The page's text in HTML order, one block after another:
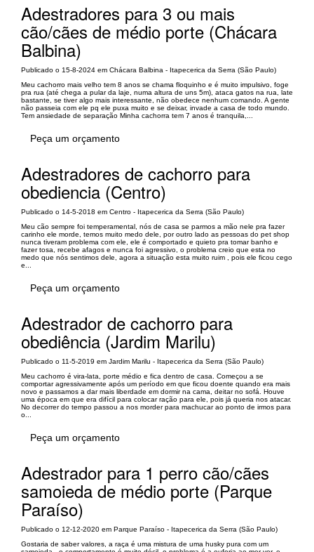
Adestradores para 3 ou mais
cão/cães de médio porte (Chácara
Balbina)
Publicado o 15-8-2024 em Chácara Balbina - Itapecerica da Serra (São Paulo)
Meu cachorro mais velho tem 8 anos se chama floquinho e é muito impulsivo, foge
pra rua (até chega a pular da laje, numa altura de uns 5m), ataca gatos na rua, late
bastante, se tiver algo mais interessante, não obedece nenhum comando. A gente
não passeia com ele pq ele puxa muito e se deixar, invade a casa de todo mundo.
Tem ansiedade de separação Minha cachorra tem 7 anos é tranquila,...
Peça um orçamento
Adestradores de cachorro para
obediencia (Centro)
Publicado o 14-5-2018 em Centro - Itapecerica da Serra (São Paulo)
Meu cão sempre foi temperamental, nós de casa se parmos a mão nele pra fazer
carinho ele morde, temos muito medo dele, por outro lado as pessoas do pet shop
nunca tiveram problema com ele, ele é comportado e quieto pra tomar banho e
fazer tosa, recebe afagos e nunca foi agressivo, o problema creio que esta no
medo que nós sentimos dele, agora a situação esta muito ruim , pois ele ficou cego
e...
Peça um orçamento
Adestrador de cachorro para
obediência (Jardim Marilu)
Publicado o 11-5-2019 em Jardim Marilu - Itapecerica da Serra (São Paulo)
Meu cachorro é vira-lata, porte médio e fica dentro de casa. Começou a se
comportar agressivamente após um período em que ficou doente quando era mais
novo e passamos a dar mais liberdade em dormir na cama, deitar no sofá. Houve
uma época em que era difícil para colocar ração para ele, pois já queria nos atacar.
No decorrer do tempo passou a nos morder para machucar ao ponto de irmos para
o...
Peça um orçamento
Adestrador para 1 perro cão/cães
samoieda de médio porte (Parque
Paraíso)
Publicado o 12-12-2020 em Parque Paraíso - Itapecerica da Serra (São Paulo)
Gostaria de saber valores, a raça é uma mistura de uma husky pura com um